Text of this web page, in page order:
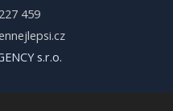
459
s.r.o.